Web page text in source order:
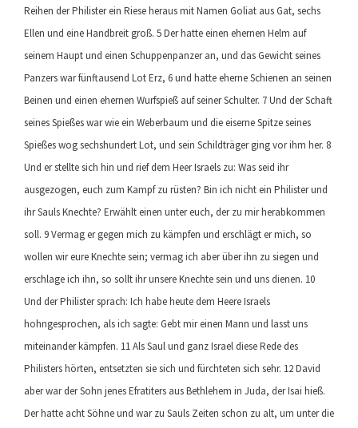
Reihen der Philister ein Riese heraus mit Namen Goliat aus Gat, sechs
Ellen und eine Handbreit groß. 5 Der hatte einen ehernen Helm auf
seinem Haupt und einen Schuppenpanzer an, und das Gewicht seines
Panzers war fünftausend Lot Erz, 6 und hatte eherne Schienen an seinen
Beinen und einen ehernen Wurfspieß auf seiner Schulter. 7 Und der Schaft
seines Spießes war wie ein Weberbaum und die eiserne Spitze seines
Spießes wog sechshundert Lot, und sein Schildträger ging vor ihm her. 8
Und er stellte sich hin und rief dem Heer Israels zu: Was seid ihr
ausgezogen, euch zum Kampf zu rüsten? Bin ich nicht ein Philister und
ihr Sauls Knechte? Erwählt einen unter euch, der zu mir herabkommen
soll. 9 Vermag er gegen mich zu kämpfen und erschlägt er mich, so
wollen wir eure Knechte sein; vermag ich aber über ihn zu siegen und
erschlage ich ihn, so sollt ihr unsere Knechte sein und uns dienen. 10
Und der Philister sprach: Ich habe heute dem Heere Israels
hohngesprochen, als ich sagte: Gebt mir einen Mann und lasst uns
miteinander kämpfen. 11 Als Saul und ganz Israel diese Rede des
Philisters hörten, entsetzten sie sich und fürchteten sich sehr. 12 David
aber war der Sohn jenes Efratiters aus Bethlehem in Juda, der Isai hieß.
Der hatte acht Söhne und war zu Sauls Zeiten schon zu alt, um unter die